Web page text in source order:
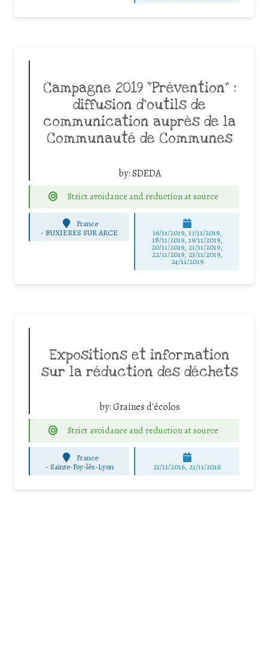
Campagne 2019 “Prévention” :
diffusion d’outils de
communication auprès de la
Communauté de Communes
by:SDEDA
Strict avoidance and reduction at source
France
- BUXIERES SUR ARCE 16/11/2019, 17/11/2019,
18/11/2019, 19/11/2019,
20/11/2019, 21/11/2019,
22/11/2019, 23/11/2019,
24/11/2019
Expositions et information
sur la réduction des déchets
by:Graines d'écolos
Strict avoidance and reduction at source
France
- Sainte-Foy-lès-Lyon 21/11/2016, 21/11/2016